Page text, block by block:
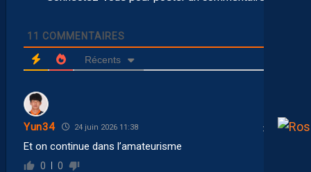
11 COMMENTAIRES
Récents
Yun34 24 juin 2026 11:38
Et on continue dans l’amateurisme
0 0